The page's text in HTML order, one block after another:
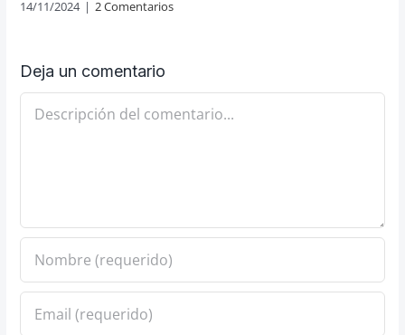
14/11/2024 | 2 Comentarios
Deja un comentario
Comentario